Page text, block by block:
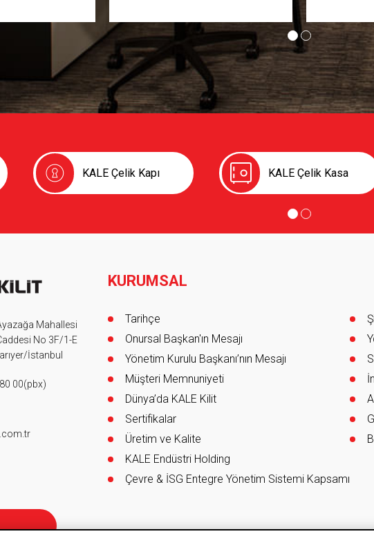
KALE Çelik Kapı KALE Çelik Kasa
Mahallesi
No 3F/1-E
İstanbul
00(pbx)
Footer
KURUMSAL
Tarihçe
Onursal Başkan'ın Mesajı
Yönetim Kurulu Başkanı’nın Mesajı
Müşteri Memnuniyeti
Dünya’da KALE Kilit
Sertifikalar
Üretim ve Kalite
KALE Endüstri Holding
Çevre & İSG Entegre Yönetim Sistemi Kapsamı